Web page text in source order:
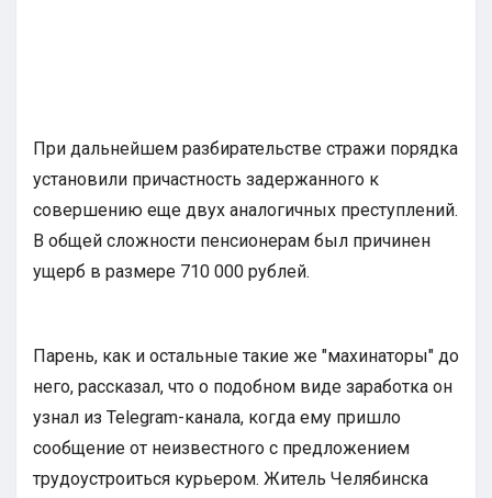
При дальнейшем разбирательстве стражи порядка
установили причастность задержанного к
совершению еще двух аналогичных преступлений.
В общей сложности пенсионерам был причинен
ущерб в размере 710 000 рублей.
Парень, как и остальные такие же "махинаторы" до
него, рассказал, что о подобном виде заработка он
узнал из Telegram-канала, когда ему пришло
сообщение от неизвестного с предложением
трудоустроиться курьером. Житель Челябинска